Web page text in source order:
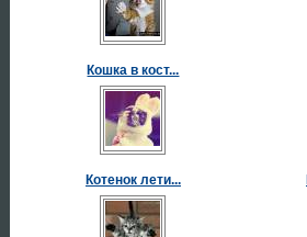
Кошка в кост...
Котенок лети...